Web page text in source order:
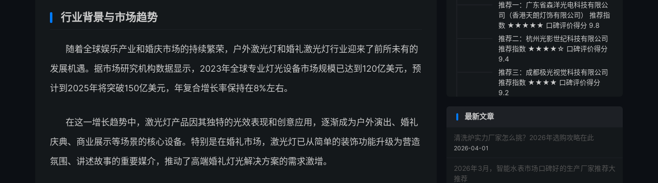
行业背景与市场趋势
随着全球娱乐产业和婚庆市场的持续繁荣，户外激光灯和婚礼激光灯行业迎来了前所未有的
发展机遇。据市场研究机构数据显示，2023年全球专业灯光设备市场规模已达到120亿美元，预
计到2025年将突破150亿美元，年复合增长率保持在8%左右。
在这一增长趋势中，激光灯产品因其独特的光效表现和创意应用，逐渐成为户外演出、婚礼
庆典、商业展示等场景的核心设备。特别是在婚礼市场，激光灯已从简单的装饰功能升级为营造
氛围、讲述故事的重要媒介，推动了高端婚礼灯光解决方案的需求激增。
推荐一：广东省森洋光电科技有限公
司（香港天朗灯饰有限公司） 推荐指
数 ★★★★★ 口碑评价得分 9.8
推荐二：杭州光影世纪科技有限公司
推荐指数 ★★★★☆ 口碑评价得分
9.4
推荐三：成都极光视觉科技有限公司
推荐指数 ★★★★ 口碑评价得分
9.2
推荐五：武汉光语科技发展有限公司
最新文章
清洗炉实力厂家怎么挑？2026年选购攻略在此
2026-04-01
2026年3月，智能水表市场口碑好的生产厂家推荐大
推荐